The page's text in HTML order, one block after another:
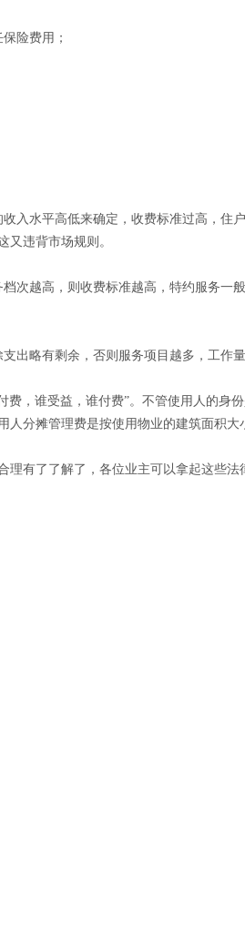
险费用；
水平高低来确定，收费标准过高，住
又违背市场规则。
越高，则收费标准越高，特约服务一
略有剩余，否则服务项目越多，工作量
，谁受益，谁付费”。不管使用人的身
分摊管理费是按使用物业的建筑面积大
了了解了，各位业主可以拿起这些法